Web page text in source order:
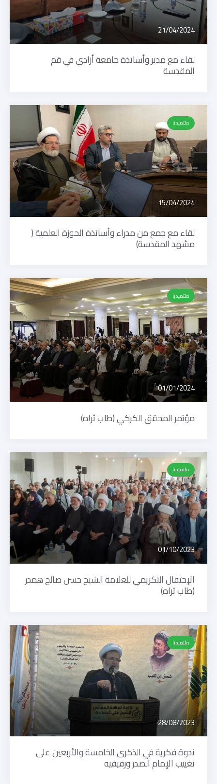
21/04/2024
لقاء مع مدير وأساتذة جامعة أزادي في قم
المقدسة
ملتميديا
15/04/2024
لقاء مع جمع من مدراء وأساتذة الحوزة العلمية (
مشهد المقدسة)
ملتميديا
01/01/2024
مؤتمر المحقق الكركي (طاب ثراه)
ملتميديا
01/10/2023
الإحتفال التكريمي للعلامة الشيخ حسن صالح همدر
(طاب ثراه)
ملتميديا
28/08/2023
ندوة فكرية في الذكرى الخامسة والأربعين على
تغييب الإمام الصدر ورفيفيه